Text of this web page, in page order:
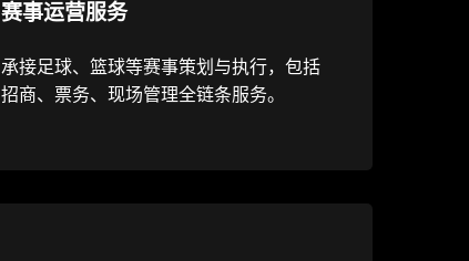
赛事运营服务
承接足球、篮球等赛事策划与执行，包括
招商、票务、现场管理全链条服务。